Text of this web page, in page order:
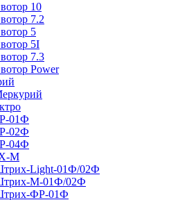
10
7.2
5
5I
7.3
Power
01Ф
02Ф
04Ф
М
Light-01Ф/02Ф
М-01Ф/02Ф
ФР-01Ф